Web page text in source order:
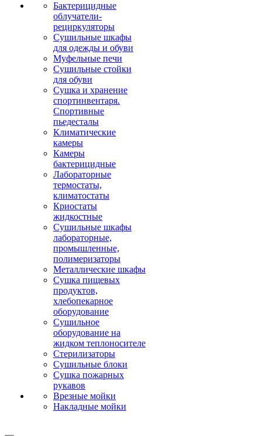
Бактерицидные
облучатели-
рециркуляторы
Сушильные шкафы
для одежды и обуви
Муфельные печи
Сушильные стойки
для обуви
Сушка и хранение
спортинвентаря.
Спортивные
пьедесталы
Климатические
камеры
Камеры
бактерицидные
Лабораторные
термостаты,
климатостаты
Криостаты
жидкостные
Сушильные шкафы
лабораторные,
промышленные,
полимеризаторы
Металлические шкафы
Сушка пищевых
продуктов,
хлебопекарное
оборудование
Сушильное
оборудование на
жидком теплоносителе
Стерилизаторы
Сушильные блоки
Сушка пожарных
рукавов
Врезные мойки
Накладные мойки